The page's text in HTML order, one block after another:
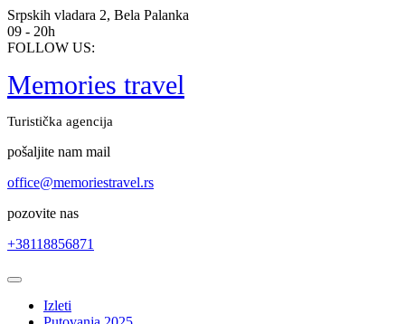
Skip
to
content
Srpskih vladara 2, Bela Palanka
09 - 20h
FOLLOW US:
Memories travel
Turistička agencija
pošaljite nam mail
office@memoriestravel.rs
pozovite nas
+38118856871
Open
ButtonIzleti